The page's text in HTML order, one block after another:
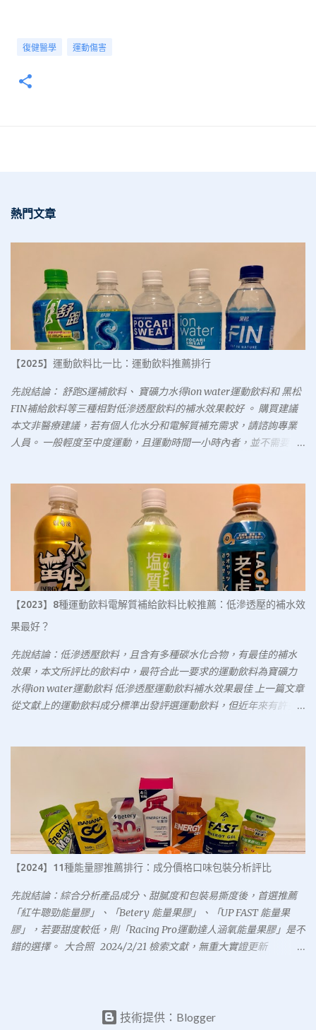
復健醫學 運動傷害
熱門文章
【2025】運動飲料比一比：運動飲料推薦排行
先說結論： 舒跑S運補飲料、 寶礦力水得ion water運動飲料和 黑松
FIN補給飲料等三種相對低滲透壓飲料的補水效果較好 。 購買建議
本文非醫療建議，若有個人化水分和電解質補充需求，請諮詢專業
人員。 一般輕度至中度運動，且運動時間一小時內者，並不需要特
跑S運補飲料及黑松FIN補給飲料等三種符合。 若高強度長時間運
動，需補充電解質，此五款運動飲料的鈉含量可能不足，需尋求其
他補充品。 更新紀錄 2025/7/5 檢視相關研究和更新文章內容
2024/2/16 3/1起，黑松FIN寶特瓶580ml系列，自25元調整為29元
2024/2/15 更新前言、評選標準、產品個論、綜合評比，新增購買建
議和文獻回顧 2024/2/8 更新便利商店價格，舒跑590ml 29元，舒
元，黑松FIN 580ml 25元 參賽選手 大家排排站 本集參賽選手有：舒
跑運動飲料、舒跑S運補飲料、寶礦力水得運動飲料、寶礦力水得
飲料很重要的環節之一。 水分和電解質補充效果，會參酌研究文獻
家標準 CNS 12149，但在民國76年公布後就未修訂過，這個標準可能
還是放在心裡尊重就好，用以評估運動飲料效果，似乎略顯過時。
文獻回顧 回顧相關文獻，有以下分析： 低滲透壓飲料的水份補充效
果，似乎比等滲透壓飲料、高滲透壓飲料或純水較佳，而碳水化合
物對...
【2023】8種運動飲料電解質補給飲料比較推薦：低滲透壓的補水效
果最好？
先說結論：低滲透壓飲料，且含有多種碳水化合物，有最佳的補水
效果，本文所評比的飲料中，最符合此一要求的運動飲料為寶礦力
水得ion water運動飲料 低滲透壓運動飲料補水效果最佳 上一篇文章
從文獻上的運動飲料成分標準出發評選運動飲料，但近年來有許多
手登場 運動飲料成分影響水分補充效果 首先我們整理一下最新研究
發現： 低滲透壓運動飲料的補水效果最佳，勝過高滲透壓、等滲透
壓、不含碳水化合物及電解質的運動飲品、水等品項。 飲料內有多
種碳水化合物（葡萄糖、果糖、蔗糖、半乳糖）可增進水分在小腸
用。 舊選手不能忘 市面上運動飲料及電解質補給飲料成分分析 接著
我們來看各種飲料的成分： 臨床研究中低滲透壓飲料的碳水化合物
含量，大約落在3.9%左右，接近此標準的飲料只有舒跑S運補飲料、
寶礦力水得ion water運動飲料、黑松FIN補給飲料，反倒是印象中
碳水化合物含量應該較少的電解質飲料和有氧飲料等，其實並不如
【2024】11種能量膠推薦排行：成分價格口味包裝分析評比
先說結論：綜合分析產品成分、甜膩度和包裝易撕度後，首選推薦
「紅牛聰勁能量膠」、「Betery 能量果膠」、「UP FAST 能量果
膠」，若要甜度較低，則「Racing Pro運動達人涵氧能量果膠」是不
錯的選擇。 大合照 2024/2/21 檢索文獻，無重大實證更新
水補給對於耐力運動表現的影響愈來愈受到重視，相關的研究也不
技術提供：Blogger